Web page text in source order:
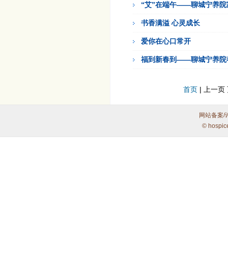
“艾”在端午——聊城宁养院
书香满溢 心灵成长
爱你在心口常开
福到新春到——聊城宁养院
首页 | 上一页
网站备案/
©